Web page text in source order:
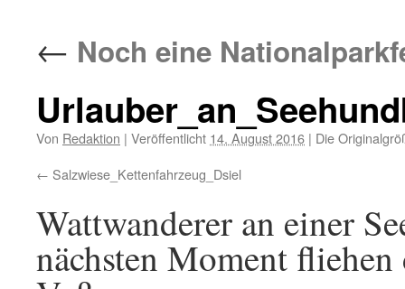
← Noch eine
Von Redaktion | Veröffentlicht 14. August 2016 | Die
Salzwiese_Kettenfahrzeug_Dsiel
Wattwanderer an einer
nächsten Moment